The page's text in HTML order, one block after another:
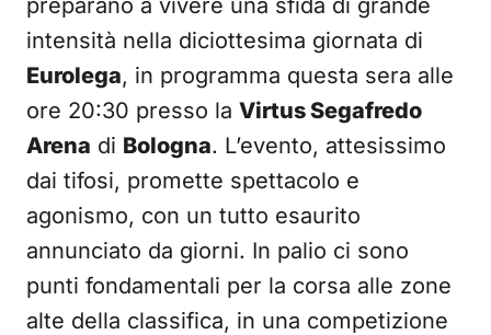
preparano a vivere una sfida di grande
intensità nella diciottesima giornata di
Eurolega, in programma questa sera alle
ore 20:30 presso la Virtus Segafredo
Arena di Bologna. L’evento, attesissimo
dai tifosi, promette spettacolo e
agonismo, con un tutto esaurito
annunciato da giorni. In palio ci sono
punti fondamentali per la corsa alle zone
alte della classifica, in una competizione